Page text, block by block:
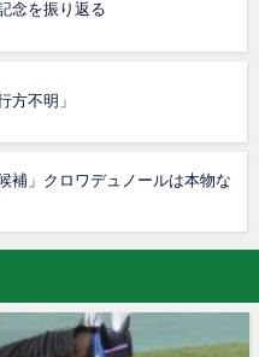
念を振り返る
方不明」
補」クロワデュノールは本物な